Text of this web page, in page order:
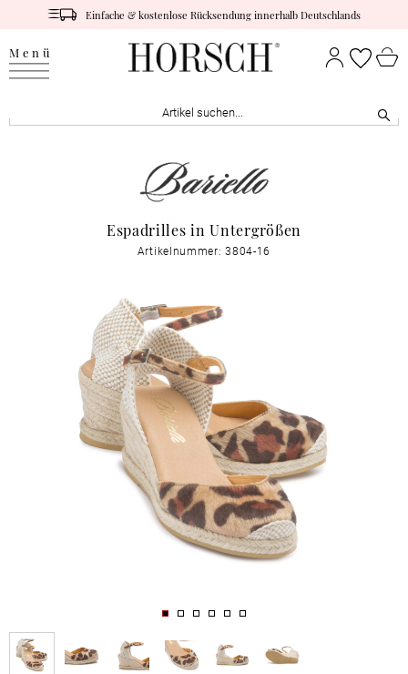
Einfache & kostenlose Rücksendung innerhalb Deutschlands
Menü
Espadrilles in Untergrößen
Artikelnummer: 3804-16